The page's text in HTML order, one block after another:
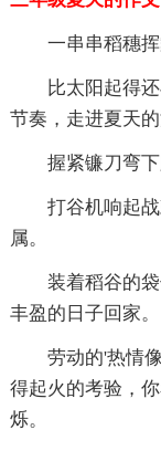
一串串稻穗
比太阳起得
节奏，走进夏天的
握紧镰刀弯
打谷机响起
属。
装着稻谷的
丰盈的日子回家。
劳动的'热情
得起火的考验，
烁。